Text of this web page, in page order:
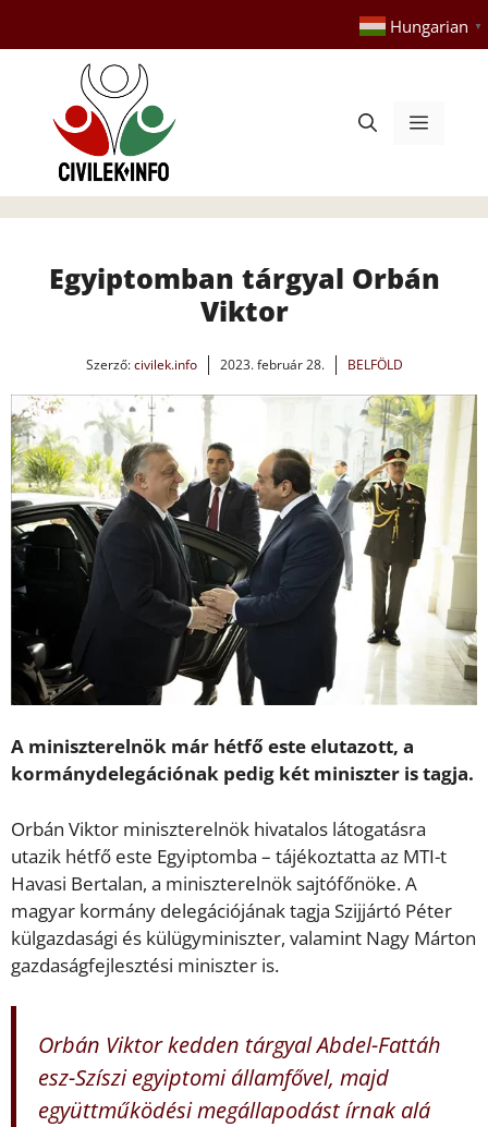
tartalomba
Hungarian ▼
Menü
Egyiptomban tárgyal Orbán
Viktor
Szerző:civilek.info 2023. február 28. BELFÖLD
A miniszterelnök már hétfő este elutazott, a
kormánydelegációnak pedig két miniszter is tagja.
Orbán Viktor miniszterelnök hivatalos látogatásra
utazik hétfő este Egyiptomba – tájékoztatta az MTI-t
Havasi Bertalan, a miniszterelnök sajtófőnöke. A
magyar kormány delegációjának tagja Szijjártó Péter
külgazdasági és külügyminiszter, valamint Nagy Márton
gazdaságfejlesztési miniszter is.
Orbán Viktor kedden tárgyal Abdel-Fattáh
esz-Szíszi egyiptomi államfővel, majd
együttműködési megállapodást írnak alá